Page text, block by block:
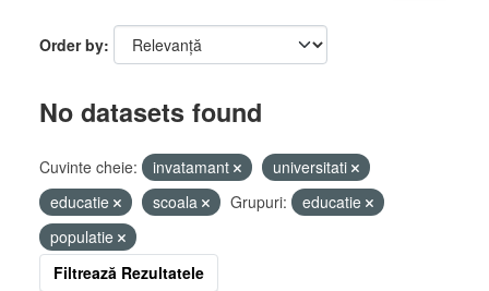
Order by
No datasets found
Cuvinte cheie: invatamant
universitati
educatie
scoala Grupuri:
educatie
populatie
Filtrează Rezultatele